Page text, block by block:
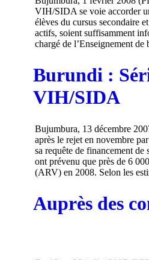
VIH/SIDA se voie accorder
élèves du cursus secondaire
actifs, soient suffisamment
chargé de l’Enseignement
Burundi :
VIH/SIDA
Bujumbura, 13 décembre
après le rejet en novembre
sa requête de financement de
ont prévenu que près de 6
(ARV) en 2008. Selon les
Auprès des